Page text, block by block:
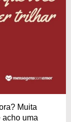
Muita
acho uma